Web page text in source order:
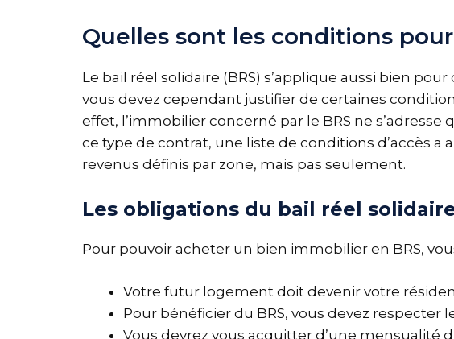
Quelles sont les conditions
Le bail réel solidaire (BRS) s’applique aussi bien
vous devez cependant justifier de certaines
effet, l’immobilier concerné par le BRS ne
ce type de contrat, une liste de conditions d’accès a
revenus définis par zone, mais pas seulement.
Les obligations du bail réel
Pour pouvoir acheter un bien immobilier en BRS,
Votre futur logement doit devenir votre
Pour bénéficier du BRS, vous devez respecter
Vous devrez vous acquitter d’une mensualité